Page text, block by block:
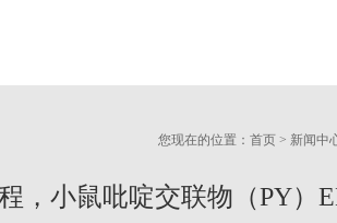
您现在的位置： 首页 > 新闻中
，小鼠吡啶交联物（PY）